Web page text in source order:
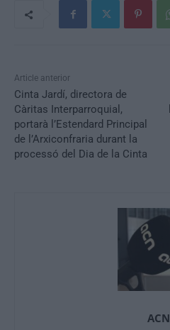
Article anterior
Cinta Jardí, directora de
Càritas Interparroquial,
portarà l’Estendard Principal
de l’Arxiconfraria durant la
processó del Dia de la Cinta
ACN